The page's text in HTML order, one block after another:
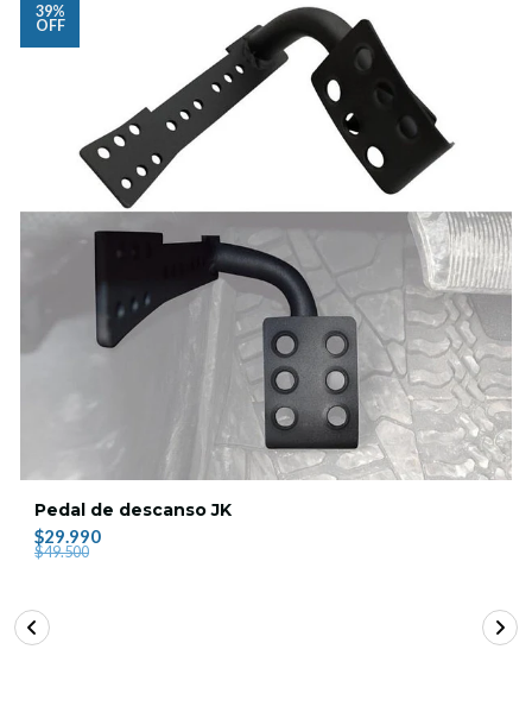
39%
OFF
Pedal de descanso JK
$29.990
$49.500